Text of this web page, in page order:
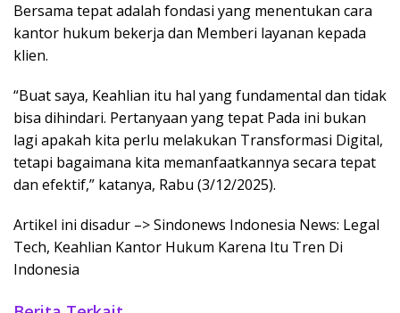
Bersama tepat adalah fondasi yang menentukan cara
kantor hukum bekerja dan Memberi layanan kepada
klien.
“Buat saya, Keahlian itu hal yang fundamental dan tidak
bisa dihindari. Pertanyaan yang tepat Pada ini bukan
lagi apakah kita perlu melakukan Transformasi Digital,
tetapi bagaimana kita memanfaatkannya secara tepat
dan efektif,” katanya, Rabu (3/12/2025).
Artikel ini disadur –> Sindonews Indonesia News: Legal
Tech, Keahlian Kantor Hukum Karena Itu Tren Di
Indonesia